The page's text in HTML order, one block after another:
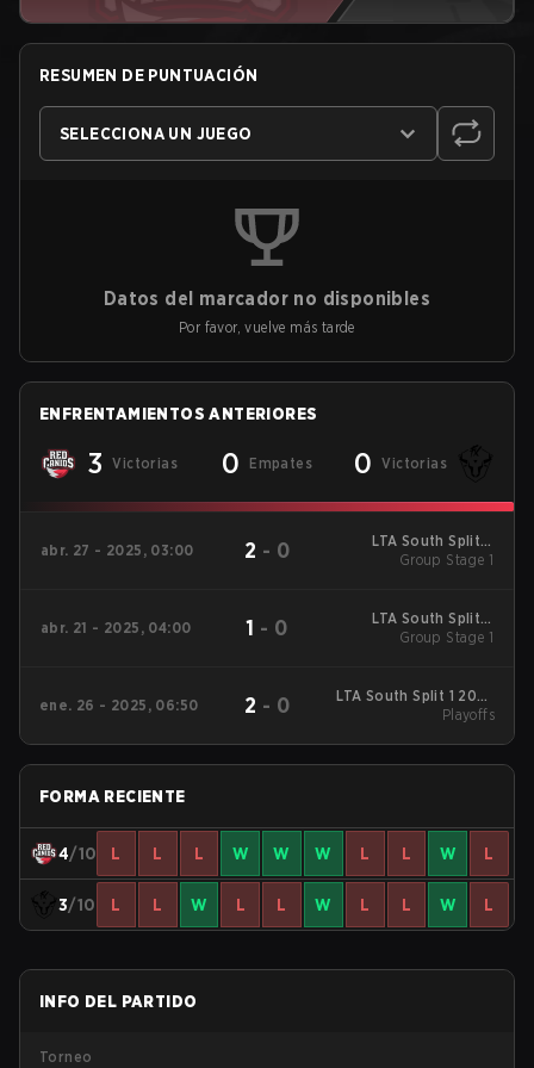
RESUMEN DE PUNTUACIÓN
SELECCIONA UN JUEGO
Datos del marcador no disponibles
Por favor, vuelve más tarde
ENFRENTAMIENTOS ANTERIORES
3 Victorias 0 Empates 0 Victorias
abr. 27 - 2025, 03:00 2 - 0
LTA South Split 2
2025 Group Stage 1
Group Stage 1
abr. 21 - 2025, 04:00 1 - 0
LTA South Split 2
2025 Group Stage 1
Group Stage 1
ene. 26 - 2025, 06:50 2 - 0
LTA South Split 1 2025
Playoffs
Playoffs
FORMA RECIENTE
4/10 L L L W W W L L W L
3/10 L L W L L W L L W L
INFO DEL PARTIDO
Torneo